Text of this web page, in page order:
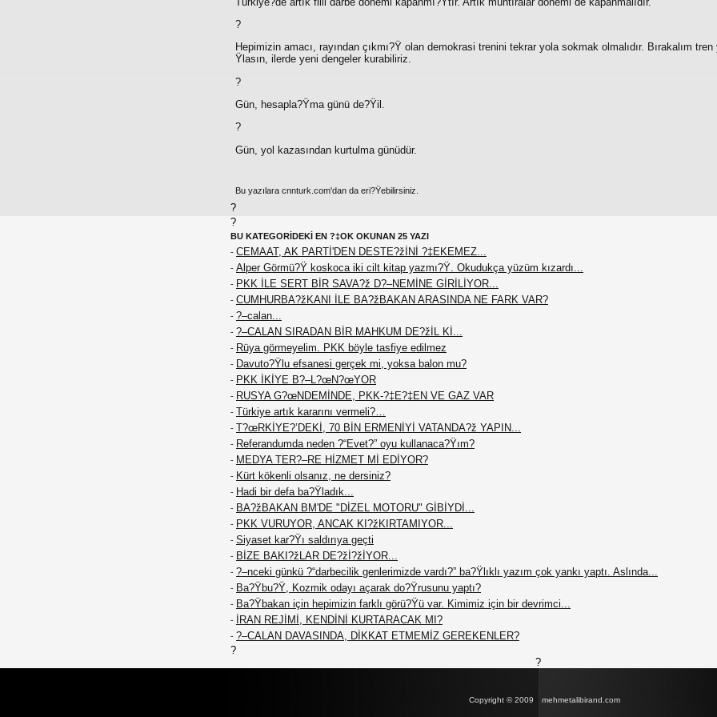
?
Hepimizin amacı, rayından çıkmı?Ÿ olan demokrasi trenini tekrar yola sokmak olmalıdır. Bırakalım
Ÿlasın, ilerde yeni dengeler kurabiliriz.
?
Gün, hesapla?Ÿma günü de?Ÿil.
?
Gün, yol kazasından kurtulma günüdür.
Bu yazılara cnnturk.com'dan da eri?Ÿebilirsiniz.
?
?
BU KATEGORİDEKİ EN ?‡OK OKUNAN 25 YAZI
- CEMAAT, AK PARTİ'DEN DESTE?žİNİ ?‡EKEMEZ...
- Alper Görmü?Ÿ koskoca iki cilt kitap yazmı?Ÿ. Okudukça yüzüm kızardı...
- PKK İLE SERT BİR SAVA?ž D?–NEMİNE GİRİLİYOR...
- CUMHURBA?žKANI İLE BA?žBAKAN ARASINDA NE FARK VAR?
- ?–calan...
- ?–CALAN SIRADAN BİR MAHKUM DE?žİL Kİ...
- Rüya görmeyelim. PKK böyle tasfiye edilmez
- Davuto?Ÿlu efsanesi gerçek mi, yoksa balon mu?
- PKK İKİYE B?–L?œN?œYOR
- RUSYA G?œNDEMİNDE, PKK-?‡E?‡EN VE GAZ VAR
- Türkiye artık kararını vermeli?…
- T?œRKİYE?’DEKİ, 70 BİN ERMENİYİ VATANDA?ž YAPIN...
- Referandumda neden ?“Evet?” oyu kullanaca?Ÿım?
- MEDYA TER?–RE HİZMET Mİ EDİYOR?
- Kürt kökenli olsanız, ne dersiniz?
- Hadi bir defa ba?Ÿladık...
- BA?žBAKAN BM'DE "DİZEL MOTORU" GİBİYDİ...
- PKK VURUYOR, ANCAK KI?žKIRTAMIYOR...
- Siyaset kar?Ÿı saldırıya geçti
- BİZE BAKI?žLAR DE?žİ?žİYOR...
- ?–nceki günkü ?“darbecilik genlerimizde vardı?” ba?Ÿlıklı yazım çok yankı yaptı. Aslında...
- Ba?Ÿbu?Ÿ, Kozmik odayı açarak do?Ÿrusunu yaptı?
- Ba?Ÿbakan için hepimizin farklı görü?Ÿü var. Kimimiz için bir devrimci...
- İRAN REJİMİ, KENDİNİ KURTARACAK MI?
- ?–CALAN DAVASINDA, DİKKAT ETMEMİZ GEREKENLER?
?
?
Copyright © 2009 mehmetalibirand.com